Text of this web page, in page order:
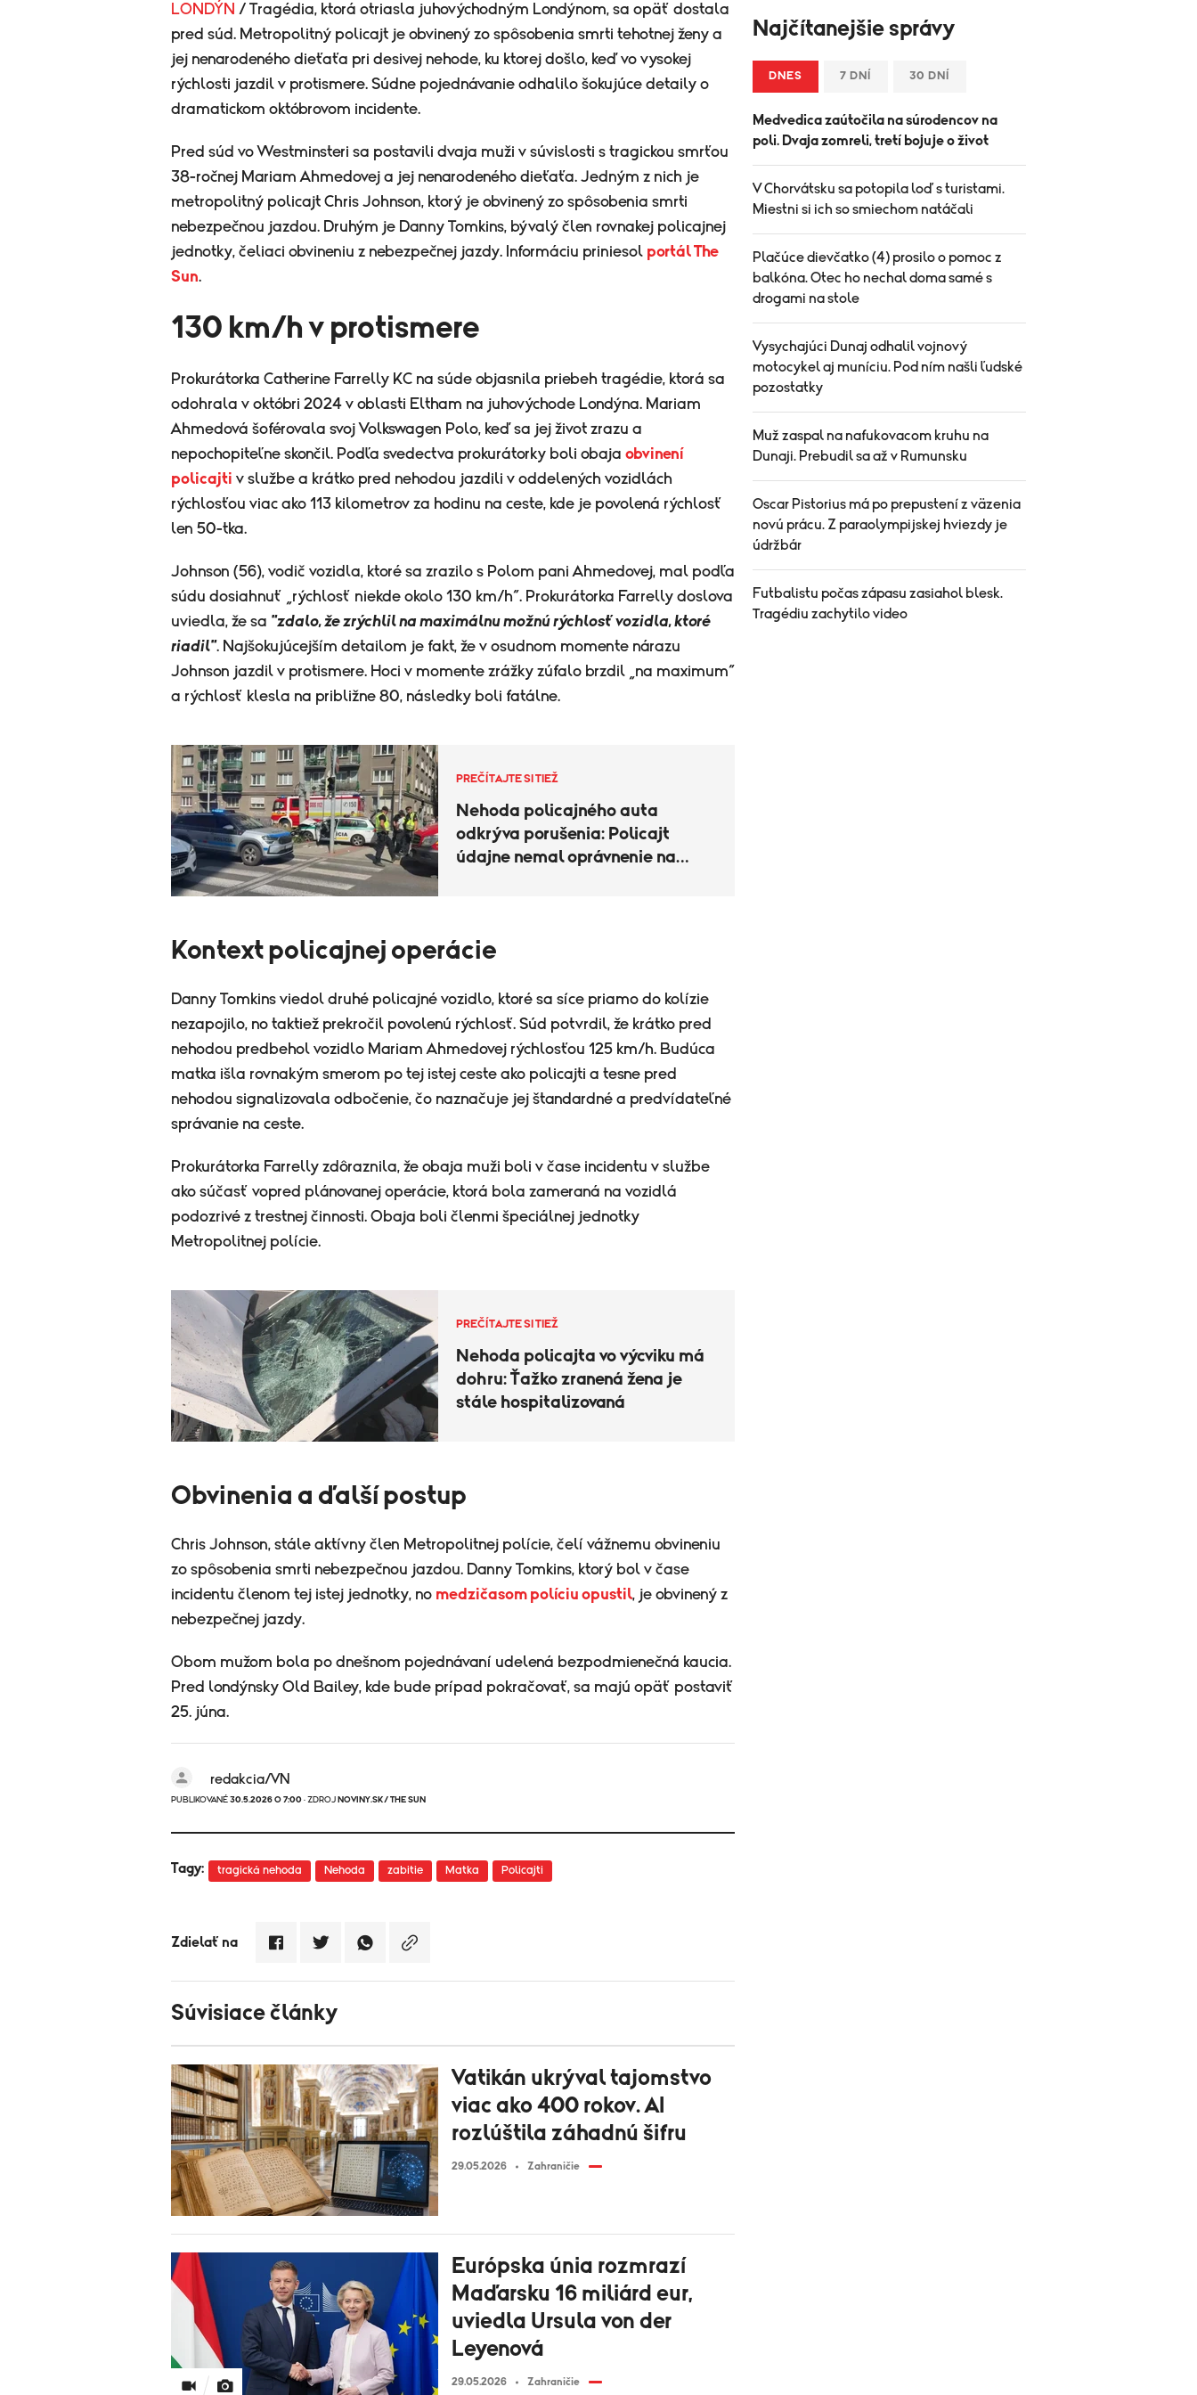
LONDÝN / Tragédia, ktorá otriasla juhovýchodným Londýnom, sa opäť dostala
pred súd. Metropolitný policajt je obvinený zo spôsobenia smrti tehotnej ženy a
jej nenarodeného dieťaťa pri desivej nehode, ku ktorej došlo, keď vo vysokej
rýchlosti jazdil v protismere. Súdne pojednávanie odhalilo šokujúce detaily o
dramatickom októbrovom incidente.
Pred súd vo Westminsteri sa postavili dvaja muži v súvislosti s tragickou smrťou
38-ročnej Mariam Ahmedovej a jej nenarodeného dieťaťa. Jedným z nich je
metropolitný policajt Chris Johnson, ktorý je obvinený zo spôsobenia smrti
nebezpečnou jazdou. Druhým je Danny Tomkins, bývalý člen rovnakej policajnej
jednotky, čeliaci obvineniu z nebezpečnej jazdy. Informáciu priniesol portál The
Sun.
130 km/h v protismere
Prokurátorka Catherine Farrelly KC na súde objasnila priebeh tragédie, ktorá sa
odohrala v októbri 2024 v oblasti Eltham na juhovýchode Londýna. Mariam
Ahmedová šoférovala svoj Volkswagen Polo, keď sa jej život zrazu a
nepochopiteľne skončil. Podľa svedectva prokurátorky boli obaja obvinení
policajti v službe a krátko pred nehodou jazdili v oddelených vozidlách
rýchlosťou viac ako 113 kilometrov za hodinu na ceste, kde je povolená rýchlosť
len 50-tka.
Johnson (56), vodič vozidla, ktoré sa zrazilo s Polom pani Ahmedovej, mal podľa
súdu dosiahnuť „rýchlosť niekde okolo 130 km/h“. Prokurátorka Farrelly doslova
uviedla, že sa "zdalo, že zrýchlil na maximálnu možnú rýchlosť vozidla, ktoré
riadil". Najšokujúcejším detailom je fakt, že v osudnom momente nárazu
Johnson jazdil v protismere. Hoci v momente zrážky zúfalo brzdil „na maximum“
a rýchlosť klesla na približne 80, následky boli fatálne.
PREČÍTAJTE SI TIEŽ
Nehoda policajného auta
odkrýva porušenia: Policajt
údajne nemal oprávnenie na
Kontext policajnej operácie
Danny Tomkins viedol druhé policajné vozidlo, ktoré sa síce priamo do kolízie
nezapojilo, no taktiež prekročil povolenú rýchlosť. Súd potvrdil, že krátko pred
nehodou predbehol vozidlo Mariam Ahmedovej rýchlosťou 125 km/h. Budúca
matka išla rovnakým smerom po tej istej ceste ako policajti a tesne pred
nehodou signalizovala odbočenie, čo naznačuje jej štandardné a predvídateľné
správanie na ceste.
Prokurátorka Farrelly zdôraznila, že obaja muži boli v čase incidentu v službe
ako súčasť vopred plánovanej operácie, ktorá bola zameraná na vozidlá
podozrivé z trestnej činnosti. Obaja boli členmi špeciálnej jednotky
Metropolitnej polície.
PREČÍTAJTE SI TIEŽ
Nehoda policajta vo výcviku má
dohru: Ťažko zranená žena je
stále hospitalizovaná
Obvinenia a ďalší postup
Chris Johnson, stále aktívny člen Metropolitnej polície, čelí vážnemu obvineniu
zo spôsobenia smrti nebezpečnou jazdou. Danny Tomkins, ktorý bol v čase
incidentu členom tej istej jednotky, no medzičasom políciu opustil, je obvinený z
nebezpečnej jazdy.
Obom mužom bola po dnešnom pojednávaní udelená bezpodmienečná kaucia.
Pred londýnsky Old Bailey, kde bude prípad pokračovať, sa majú opäť postaviť
25. júna.
redakcia/VN
PUBLIKOVANÉ 30.5.2026 O 7:00 · ZDROJ NOVINY.SK/ THE SUN
Tagy: tragická nehoda Nehoda zabitie Matka Policajti
Zdielať na
Súvisiace články
Vatikán ukrýval tajomstvo
viac ako 400 rokov. AI
rozlúštila záhadnú šifru
29.05.2026 Zahraničie
Európska únia rozmrazí
Maďarsku 16 miliárd eur,
uviedla Ursula von der
Leyenová
29.05.2026 Zahraničie
Najčítanejšie správy
DNES 7 DNÍ 30 DNÍ
Medvedica zaútočila na súrodencov na
poli. Dvaja zomreli, tretí bojuje o život
V Chorvátsku sa potopila loď s turistami.
Miestni si ich so smiechom natáčali
Plačúce dievčatko (4) prosilo o pomoc z
balkóna. Otec ho nechal doma samé s
drogami na stole
Vysychajúci Dunaj odhalil vojnový
motocykel aj muníciu. Pod ním našli ľudské
pozostatky
Muž zaspal na nafukovacom kruhu na
Dunaji. Prebudil sa až v Rumunsku
Oscar Pistorius má po prepustení z väzenia
novú prácu. Z paraolympijskej hviezdy je
údržbár
Futbalistu počas zápasu zasiahol blesk.
Tragédiu zachytilo video